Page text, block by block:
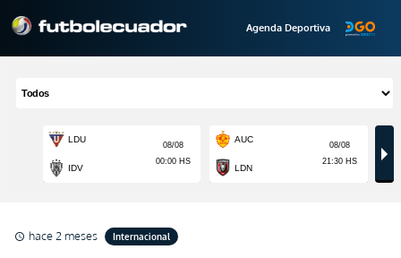
Agenda Deportiva
schedule hace 2 meses Internacional